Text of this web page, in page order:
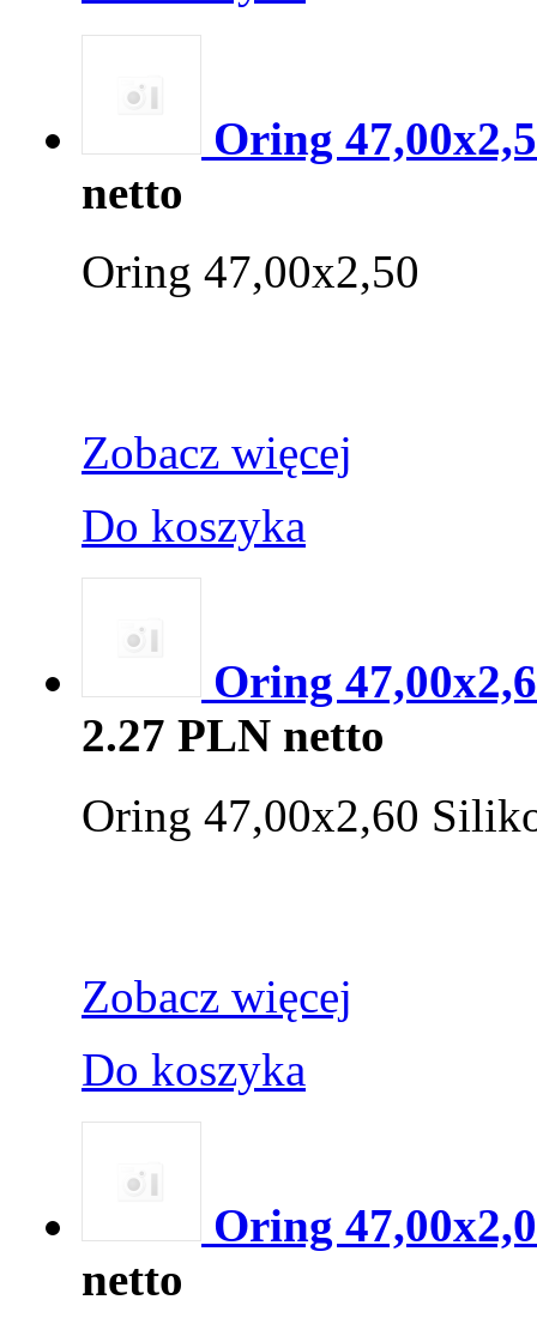
Oring
netto
Oring 47,00x2,50
Zobacz więcej
Do koszyka
Oring
2.27 PLN netto
Oring 47,00x2,60
Zobacz więcej
Do koszyka
Oring
netto